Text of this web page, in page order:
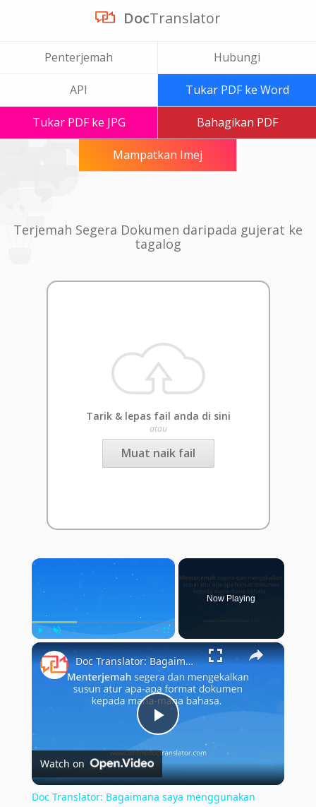
DocTranslator
Penterjemah Hubungi
API Tukar PDF ke Word
Tukar PDF ke JPG Bahagikan PDF
Mampatkan Imej
Terjemah Segera Dokumen daripada gujerat ke
tagalog
Tarik & lepas fail anda di sini
atau
Muat naik fail
×
Play Unmute Fullscreen
Now Playing
×
Play
Video
Doc Translator: Bagaimana saya menggunakan penterjemah dokumen?
Watch on
Doc Translator: Bagaimana saya menggunakan